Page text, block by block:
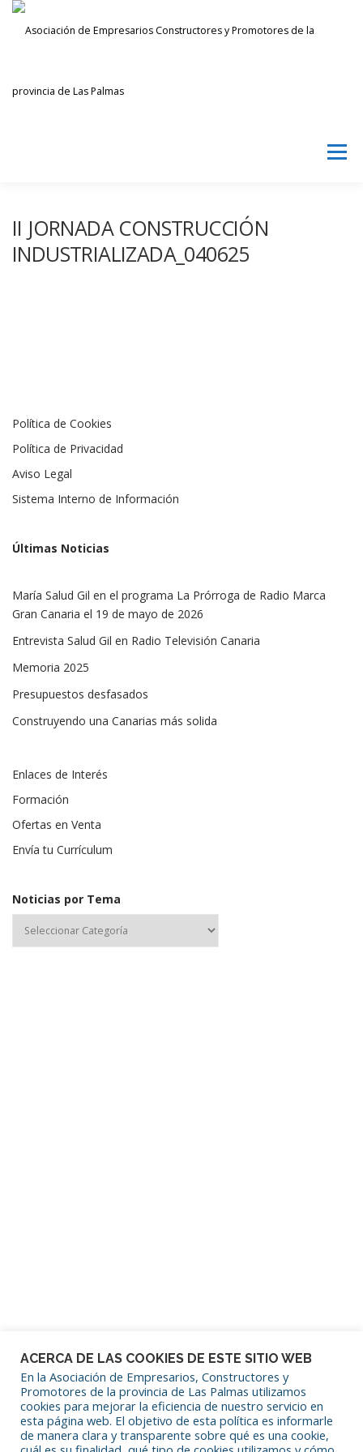
Saltar
Menú
TRANSPARENCIA
II JORNADA CONSTRUCCIÓN
INDUSTRIALIZADA_040625
Política de Cookies
Política de Privacidad
Aviso Legal
Sistema Interno de Información
Últimas Noticias
María Salud Gil en el programa La Prórroga de Radio Marca
Gran Canaria el 19 de mayo de 2026
Entrevista Salud Gil en Radio Televisión Canaria
Memoria 2025
Presupuestos desfasados
Construyendo una Canarias más solida
Enlaces de Interés
Formación
Ofertas en Venta
Envía tu Currículum
Noticias por Tema
SÍGUENOS EN REDES SOCIALES
ACERCA DE LAS COOKIES DE ESTE SITIO WEB
En la Asociación de Empresarios, Constructores y
Promotores de la provincia de Las Palmas utilizamos
cookies para mejorar la eficiencia de nuestro servicio en
esta página web. El objetivo de esta política es informarle
de manera clara y transparente sobre qué es una cookie,